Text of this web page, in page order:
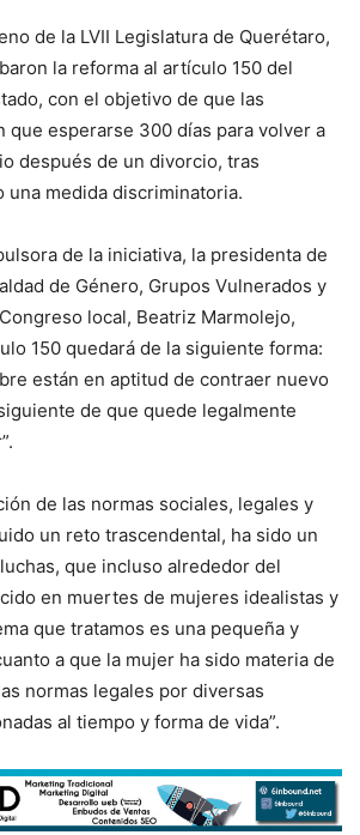
de la LVII Legislatura de Querétaro,
la reforma al artículo 150 del
con el objetivo de que las
que esperarse 300 días para volver a
después de un divorcio, tras
una medida discriminatoria.
de la iniciativa, la presidenta de
de Género, Grupos Vulnerados y
local, Beatriz Marmolejo,
150 quedará de la siguiente forma:
están en aptitud de contraer nuevo
de que quede legalmente
de las normas sociales, legales y
un reto trascendental, ha sido un
que incluso alrededor del
en muertes de mujeres idealistas y
que tratamos es una pequeña y
a que la mujer ha sido materia de
normas legales por diversas
al tiempo y forma de vida”.